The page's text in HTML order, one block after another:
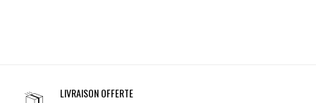
LIVRAISON OFFERTE